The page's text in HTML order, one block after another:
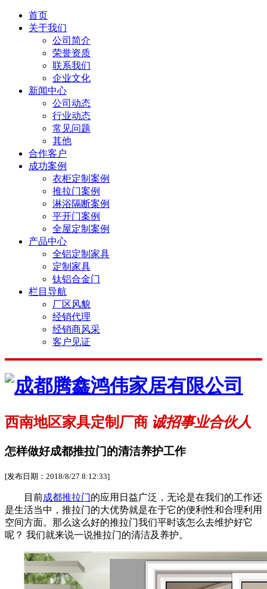
首页
关于我们
公司简介
荣誉资质
联系我们
企业文化
新闻中心
公司动态
行业动态
常见问题
其他
合作客户
成功案例
衣柜定制案例
推拉门案例
淋浴隔断案例
平开门案例
全屋定制案例
产品中心
全铝定制家具
定制家具
钛铝合金门
栏目导航
厂区风貌
经销代理
经销商风采
客户见证
西南地区家具定制厂商 诚招事业合伙人
怎样做好成都推拉门的清洁养护工作
[发布日期：2018/8/27 8:12:33]
目前成都推拉门的应用日益广泛，无论是在我们的工作还
是生活当中，推拉门的大优势就是在于它的便利性和合理利用
空间方面。那么这么好的推拉门我们平时该怎么去维护好它
呢？ 我们就来说一说推拉门的清洁及养护。